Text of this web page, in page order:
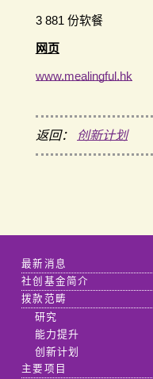
3 881 份软餐
网页
www.mealingful.hk
返回： 创新计划
最新消息
社创基金简介
拨款范畴
研究
能力提升
创新计划
主要项目